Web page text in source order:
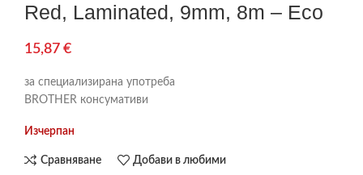
Red, Laminated, 9mm, 8m – Eco
15,87 €
за специализирана употреба
BROTHER консумативи
Изчерпан
Сравняване Добави в любими